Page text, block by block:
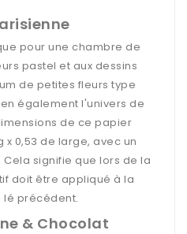
pour une chambre de
pastel et aux dessins
de petites fleurs type
également l'univers de
de ce papier
x 0,53 de large, avec un
signifie que lors de la
doit être appliqué à la
lé précédent.
& Chocolat